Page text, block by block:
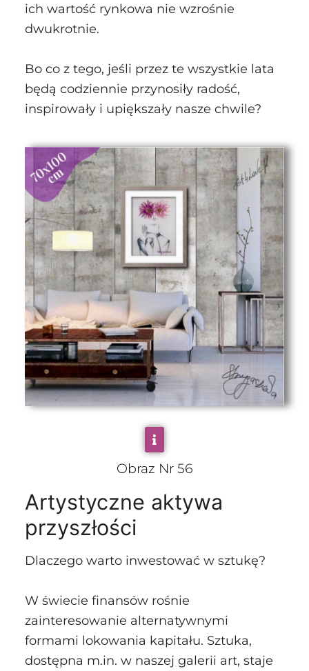
ich wartość rynkowa nie wzrośnie
dwukrotnie.
Bo co z tego, jeśli przez te wszystkie lata
będą codziennie przynosiły radość,
inspirowały i upiększały nasze chwile?
Obraz Nr 56
Artystyczne aktywa
przyszłości
Dlaczego warto inwestować w sztukę?
W świecie finansów rośnie
zainteresowanie alternatywnymi
formami lokowania kapitału. Sztuka,
dostępna m.in. w naszej galerii art, staje